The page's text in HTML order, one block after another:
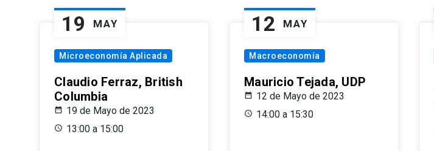
19 MAY
Microeconomía Aplicada
Claudio Ferraz, British
Columbia
19 de Mayo de 2023
13:00 a 15:00
12 MAY
Macroeconomía
Mauricio Tejada, UDP
12 de Mayo de 2023
14:00 a 15:30